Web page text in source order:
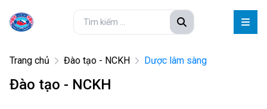
Trang chủ Đào tạo - NCKH Dược lâm sàng
Đào tạo - NCKH